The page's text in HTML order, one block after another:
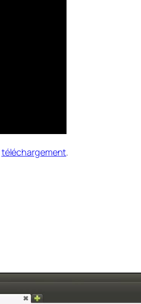
téléchargement.